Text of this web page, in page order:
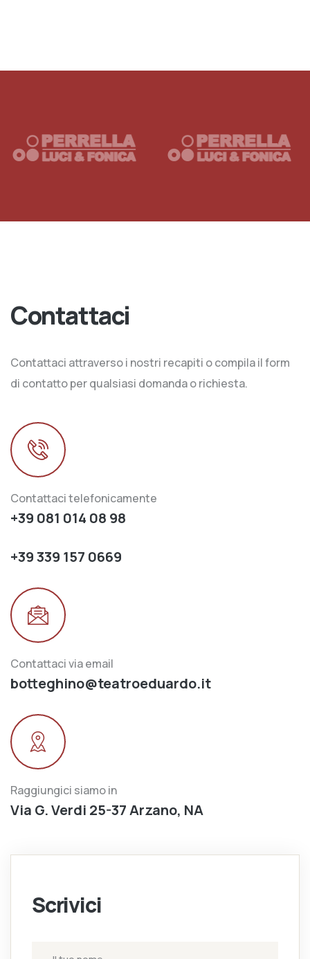
Contattaci
Contattaci attraverso i nostri recapiti o compila il form
di contatto per qualsiasi domanda o richiesta.
Contattaci telefonicamente
+39 081 014 08 98
+39 339 157 0669
Contattaci via email
botteghino@teatroeduardo.it
Raggiungici siamo in
Via G. Verdi 25-37 Arzano, NA
Scrivici